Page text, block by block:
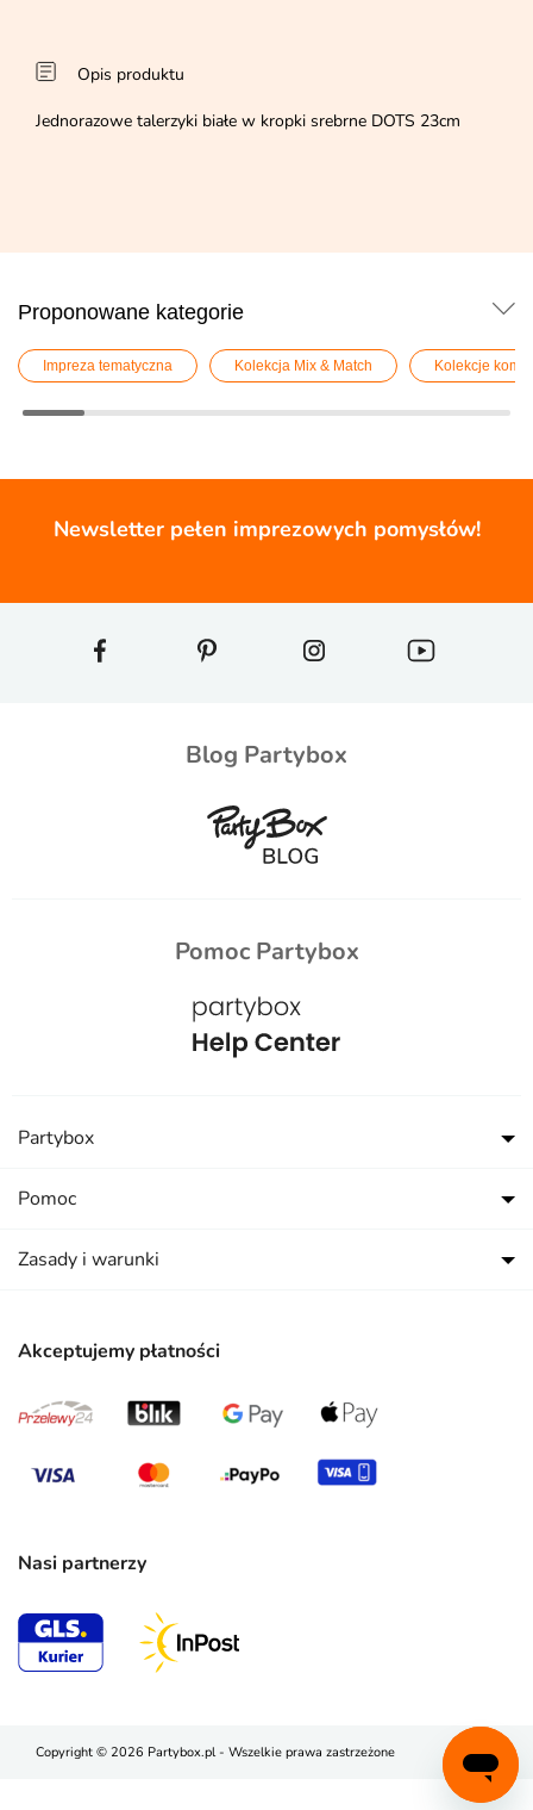
Opis produktu
Jednorazowe talerzyki białe w kropki srebrne DOTS 23cm
Proponowane kategorie
Impreza tematyczna Kolekcja Mix & Match Kolekcje
Newsletter pełen imprezowych pomysłów!
Blog Partybox
Pomoc Partybox
Akceptujemy płatności
Nasi partnerzy
Partybox
Pomoc
Zasady i warunki
Copyright © 2026 Partybox.pl - Wszelkie prawa zastrzeżone